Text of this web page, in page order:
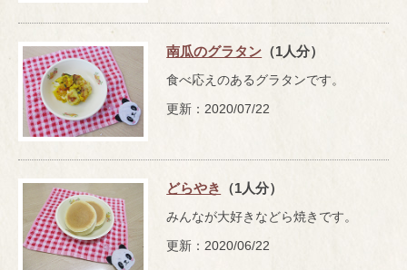
南瓜のグラタン （1人分）
食べ応えのあるグラタンです。
更新：2020/07/22
どらやき （1人分）
みんなが大好きなどら焼きです。
更新：2020/06/22